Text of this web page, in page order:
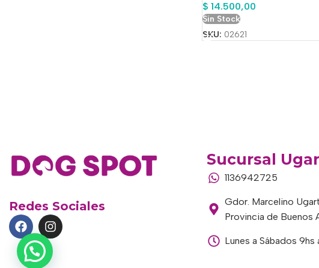
$ 14.500,00
Sin Stock
SKU: 02621
Redes Sociales
Sucursal
1136942725
Gdor. Marcelino
Provincia de Buenos
Lunes a Sábados 9hs